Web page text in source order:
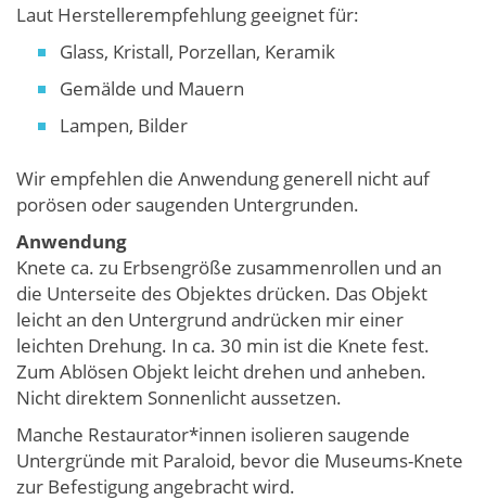
Laut Herstellerempfehlung geeignet für:
Glass, Kristall, Porzellan, Keramik
Gemälde und Mauern
Lampen, Bilder
Wir empfehlen die Anwendung generell nicht auf
porösen oder saugenden Untergrunden.
Anwendung
Knete ca. zu Erbsengröße zusammenrollen und an
die Unterseite des Objektes drücken. Das Objekt
leicht an den Untergrund andrücken mir einer
leichten Drehung. In ca. 30 min ist die Knete fest.
Zum Ablösen Objekt leicht drehen und anheben.
Nicht direktem Sonnenlicht aussetzen.
Manche Restaurator*innen isolieren saugende
Untergründe mit Paraloid, bevor die Museums-Knete
zur Befestigung angebracht wird.